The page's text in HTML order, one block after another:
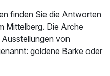
finden Sie die Antworten
Mittelberg. Die Arche
von
goldene Barke oder